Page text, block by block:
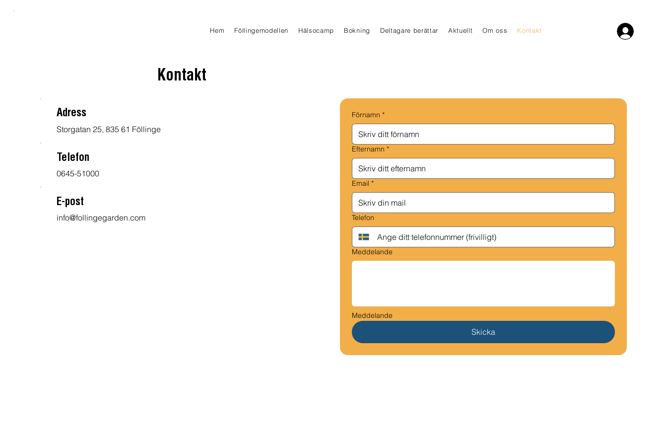
Hem Föllingemodellen Hälsocamp Bokning Deltagare berättar Aktuellt Om oss Kontakt
Kontakt
Adress
Storgatan 25, 835 61 Föllinge
Telefon
0645-51000
E-post
info@follingegarden.com
Förnamn *
Efternamn *
Email *
Telefon
Meddelande
Meddelande
Skicka